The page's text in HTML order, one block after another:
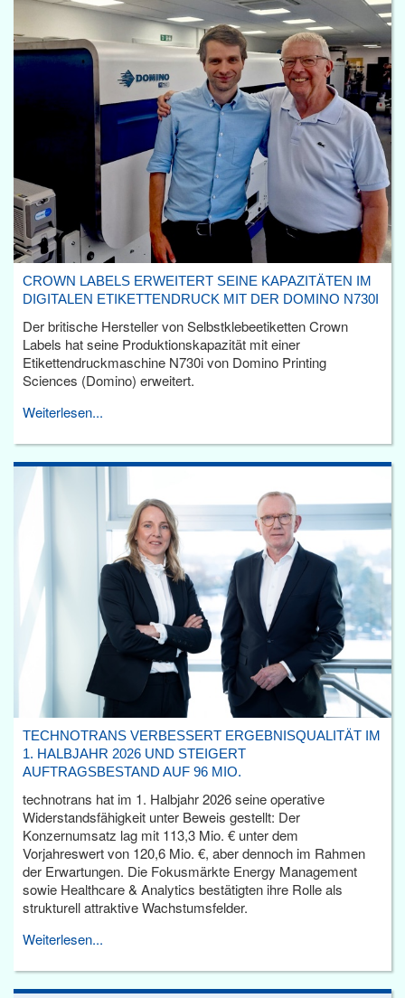
CROWN LABELS ERWEITERT SEINE KAPAZITÄTEN IM
DIGITALEN ETIKETTENDRUCK MIT DER DOMINO N730I
Der britische Hersteller von Selbstklebeetiketten Crown
Labels hat seine Produktionskapazität mit einer
Etikettendruckmaschine N730i von Domino Printing
Sciences (Domino) erweitert.
Weiterlesen...
TECHNOTRANS VERBESSERT ERGEBNISQUALITÄT IM
1. HALBJAHR 2026 UND STEIGERT
AUFTRAGSBESTAND AUF 96 MIO.
technotrans hat im 1. Halbjahr 2026 seine operative
Widerstandsfähigkeit unter Beweis gestellt: Der
Konzernumsatz lag mit 113,3 Mio. € unter dem
Vorjahreswert von 120,6 Mio. €, aber dennoch im Rahmen
der Erwartungen. Die Fokusmärkte Energy Management
sowie Healthcare & Analytics bestätigten ihre Rolle als
strukturell attraktive Wachstumsfelder.
Weiterlesen...